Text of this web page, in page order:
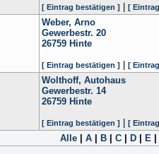
[ Eintrag bestätigen ] [
Weber, Arno
Gewerbestr. 20
26759 Hinte
[ Eintrag bestätigen ] [
Wolthoff, Autohaus
Gewerbestr. 14
26759 Hinte
[ Eintrag bestätigen ] [
Alle| A| B| C| D| E|